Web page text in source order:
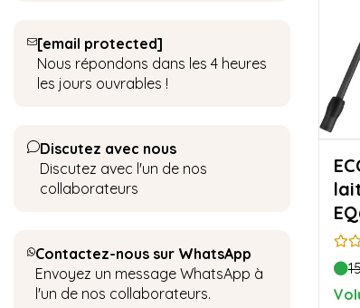
[email protected]
Nous répondons dans les 4 heures
les jours ouvrables !
Discutez avec nous
Discutez avec l'un de nos
collaborateurs
Contactez-nous sur WhatsApp
Envoyez un message WhatsApp à
l'un de nos collaborateurs.